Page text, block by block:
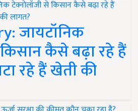
जायटॉनिक
कैसे बढ़ा रहे हैं
रहे हैं खेती की